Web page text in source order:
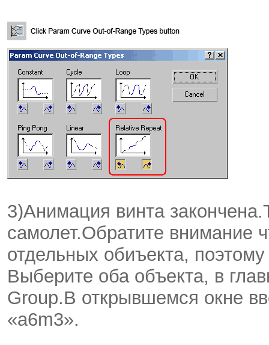
3)Анимация винта
самолет.Обратите внимание
отдельных обиъекта,
Выберите оба объекта, в
Group.В открывшемся окне
«a6m3».